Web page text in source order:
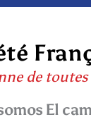
de
El